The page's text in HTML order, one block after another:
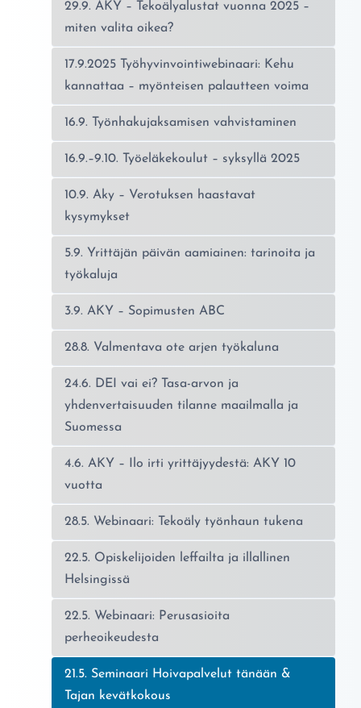
29.9. AKY – Tekoälyalustat vuonna 2025 –
miten valita oikea?
17.9.2025 Työhyvinvointiwebinaari: Kehu
kannattaa – myönteisen palautteen voima
16.9. Työnhakujaksamisen vahvistaminen
16.9.–9.10. Työeläkekoulut – syksyllä 2025
10.9. Aky – Verotuksen haastavat
kysymykset
5.9. Yrittäjän päivän aamiainen: tarinoita ja
työkaluja
3.9. AKY – Sopimusten ABC
28.8. Valmentava ote arjen työkaluna
24.6. DEI vai ei? Tasa-arvon ja
yhdenvertaisuuden tilanne maailmalla ja
Suomessa
4.6. AKY – Ilo irti yrittäjyydestä: AKY 10
vuotta
28.5. Webinaari: Tekoäly työnhaun tukena
22.5. Opiskelijoiden leffailta ja illallinen
Helsingissä
22.5. Webinaari: Perusasioita
perheoikeudesta
Nykyinen sivu:
21.5. Seminaari Hoivapalvelut tänään &
Tajan kevätkokous